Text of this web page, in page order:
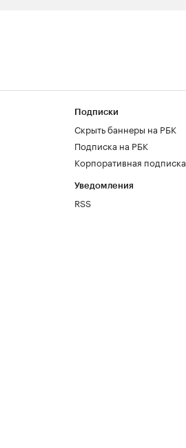
Подписки
Скрыть баннеры на РБК
Подписка на РБК
Корпоративная подписка
Уведомления
RSS